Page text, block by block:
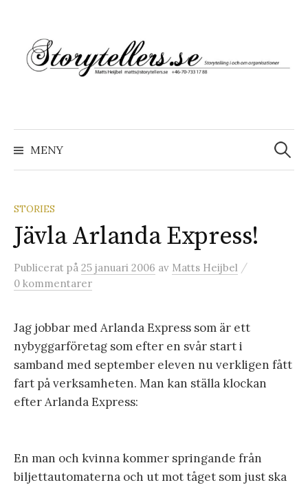
innehåll
MENY
Sök
efter:
STORIES
Jävla Arlanda Express!
Publicerat på 25 januari 2006 av Matts Heijbel /
0 kommentarer
Jag jobbar med Arlanda Express som är ett
nybyggarföretag som efter en svår start i
samband med september eleven nu verkligen fått
fart på verksamheten. Man kan ställa klockan
efter Arlanda Express:
En man och kvinna kommer springande från
biljettautomaterna och ut mot tåget som just ska